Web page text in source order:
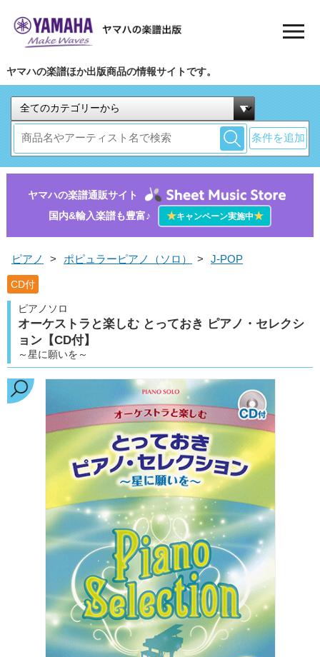
ヤマハの楽譜ほか出版商品の情報サイトです。
条件を追加
ヤマハの楽譜通販サイト
国内&輸入楽譜も豊富♪
★キャンペーン実施中★
ピアノ > ポピュラーピアノ（ソロ） > J-POP
CD付
ピアノソロ
オーケストラと楽しむ とっておき ピアノ・セレクシ
ョン【CD付】
～星に願いを～